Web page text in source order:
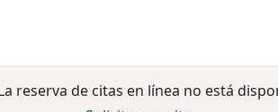
reserva de citas en línea no está